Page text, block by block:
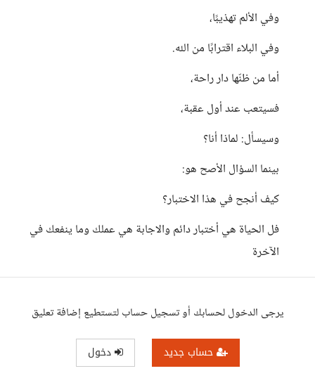
وفي الألم تهذيبًا،
وفي البلاء اقترابًا من الله.
أما من ظنّها دار راحة،
فسيتعب عند أول عقبة،
وسيسأل: لماذا أنا؟
بينما السؤال الأصح هو:
كيف أنجح في هذا الاختبار؟
فل الحياة هي أختبار دائم والاجابة هي عملك وما ينفعك في
الآخرة
يرجى الدخول لحسابك أو تسجيل حساب لتستطيع إضافة تعليق
حساب جديد دخول